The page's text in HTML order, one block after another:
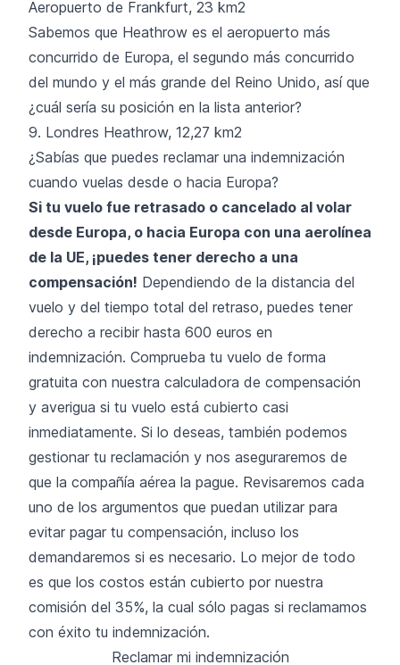
Aeropuerto de Frankfurt, 23 km2
Sabemos que Heathrow es el aeropuerto más
concurrido de Europa, el segundo más concurrido
del mundo y el más grande del Reino Unido, así que
¿cuál sería su posición en la lista anterior?
9. Londres Heathrow, 12,27 km2
¿Sabías que puedes reclamar una indemnización
cuando vuelas desde o hacia Europa?
Si tu vuelo fue retrasado o cancelado al volar
desde Europa, o hacia Europa con una aerolínea
de la UE, ¡puedes tener derecho a una
compensación! Dependiendo de la distancia del
vuelo y del tiempo total del retraso, puedes tener
derecho a recibir hasta 600 euros en
indemnización. Comprueba tu vuelo de forma
gratuita con nuestra calculadora de compensación
y averigua si tu vuelo está cubierto casi
inmediatamente. Si lo deseas, también podemos
gestionar tu reclamación y nos aseguraremos de
que la compañía aérea la pague. Revisaremos cada
uno de los argumentos que puedan utilizar para
evitar pagar tu compensación, incluso los
demandaremos si es necesario. Lo mejor de todo
es que los costos están cubierto por nuestra
comisión del 35%, la cual sólo pagas si reclamamos
con éxito tu indemnización.
Reclamar mi indemnización